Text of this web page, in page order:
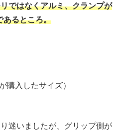
ではなくアルミ、クランプが
あるところ。
購入したサイズ）
迷いましたが、グリップ側が